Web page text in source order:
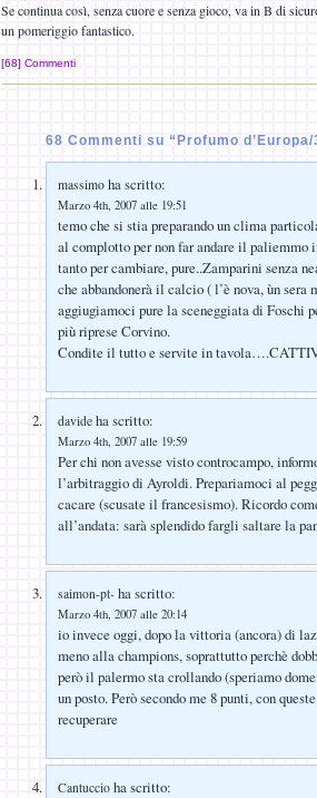
Se continua così, senza cuore e senza gioco, va in B di
un pomeriggio fantastico.
[68] Commenti
68 Commenti su “Profumo d’Europa/
massimo ha scritto:
Marzo 4th, 2007 alle 19:51
temo che si stia preparando un clima
al complotto per non far andare il
tanto per cambiare, pure..Zamparini senza
che abbandonerà il calcio ( l’è nova, ùn sera
aggiugiamoci pure la sceneggiata di Foschi
più riprese Corvino.
Condite il tutto e servite in
davide ha scritto:
Marzo 4th, 2007 alle 19:59
Per chi non avesse visto controcampo,
l’arbitraggio di Ayroldi. Prepariamoci al
cacare (scusate il francesismo). Ricordo
all’andata: sarà splendido fargli saltare la
saimon-pt- ha scritto:
Marzo 4th, 2007 alle 20:14
io invece oggi, dopo la vittoria (ancora) di
meno alla champions, soprattutto perchè
però il palermo sta crollando (speriamo
un posto. Però secondo me 8 punti, con
recuperare
Cantuccio ha scritto: